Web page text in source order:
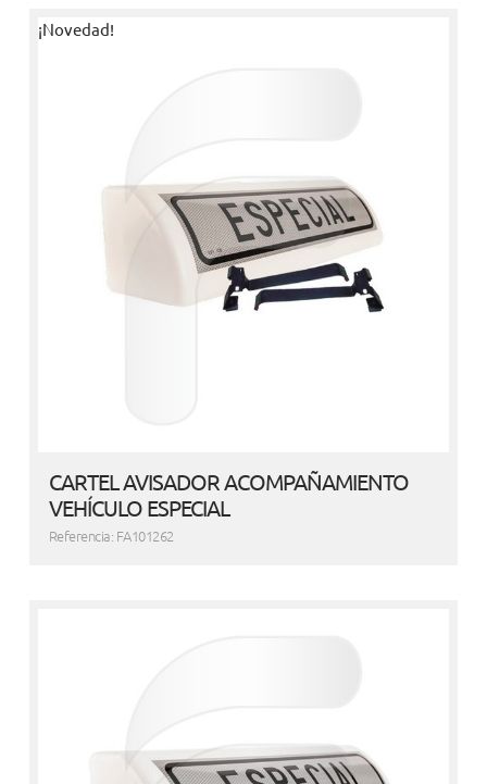
¡Novedad!
CARTEL AVISADOR ACOMPAÑAMIENTO
VEHÍCULO ESPECIAL
Referencia: FA101262